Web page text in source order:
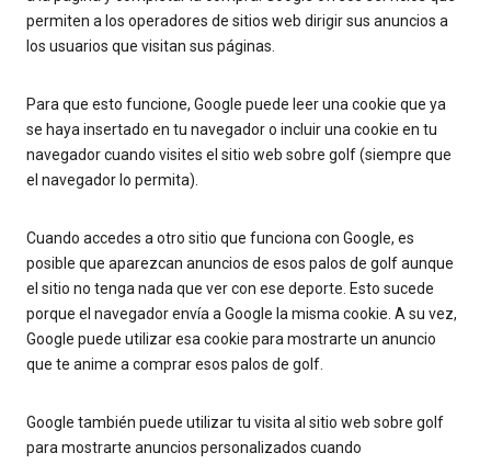
permiten a los operadores de sitios web dirigir sus anuncios a
los usuarios que visitan sus páginas.
Para que esto funcione, Google puede leer una cookie que ya
se haya insertado en tu navegador o incluir una cookie en tu
navegador cuando visites el sitio web sobre golf (siempre que
el navegador lo permita).
Cuando accedes a otro sitio que funciona con Google, es
posible que aparezcan anuncios de esos palos de golf aunque
el sitio no tenga nada que ver con ese deporte. Esto sucede
porque el navegador envía a Google la misma cookie. A su vez,
Google puede utilizar esa cookie para mostrarte un anuncio
que te anime a comprar esos palos de golf.
Google también puede utilizar tu visita al sitio web sobre golf
para mostrarte anuncios personalizados cuando